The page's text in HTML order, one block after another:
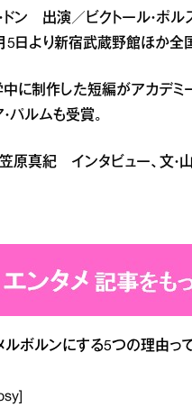
ン 出演／ビクトール・ポル
5日より新宿武蔵野館ほか
に制作した短編がアカデ
パルムも受賞。
原真紀 インタビュー、文・
ボルンにする5つの理由っ